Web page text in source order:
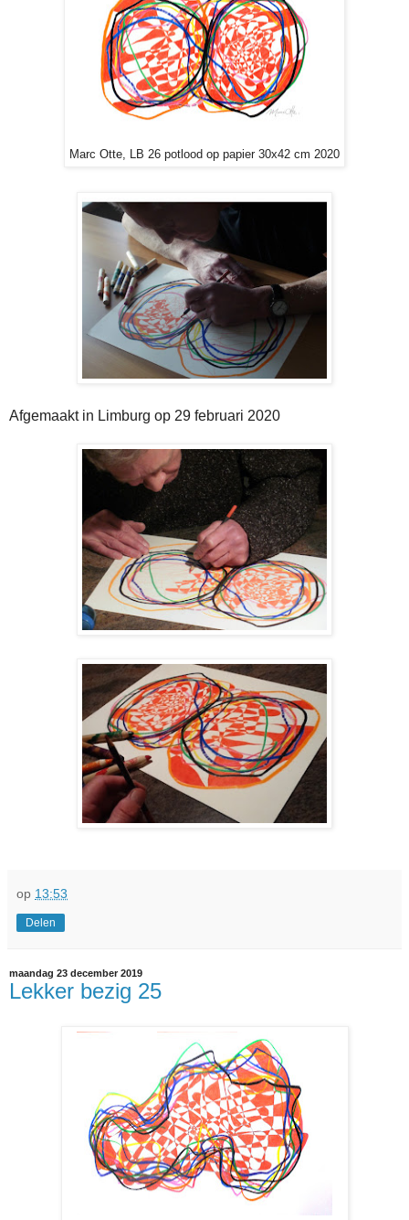
Marc Otte, LB 26 potlood op papier 30x42 cm 2020
Afgemaakt in Limburg op 29 februari 2020
op 13:53
Delen
maandag 23 december 2019
Lekker bezig 25